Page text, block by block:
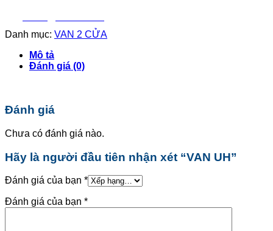
Danh mục: VAN 2 CỬA
Mô tả
Đánh giá (0)
Đánh giá
Chưa có đánh giá nào.
Hãy là người đầu tiên nhận xét “VAN UH”
Đánh giá của bạn *
Đánh giá của bạn *